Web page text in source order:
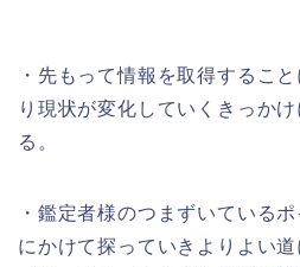
・先もって情報を取得するこ
り現状が変化していくきっか
る。
・鑑定者様のつまずいている
にかけて探っていきよりよい